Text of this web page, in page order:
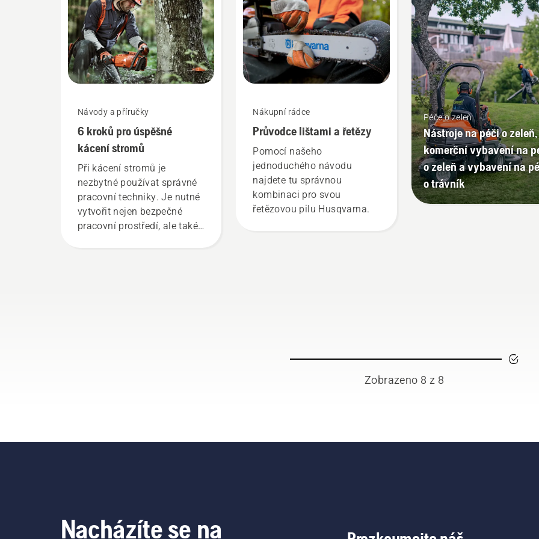
Návody a příručky
6 kroků pro úspěšné
kácení stromů
Při kácení stromů je
nezbytné používat správné
pracovní techniky. Je nutné
vytvořit nejen bezpečné
pracovní prostředí, ale také
Nákupní rádce
Průvodce lištami a řetězy
Pomocí našeho
jednoduchého návodu
najdete tu správnou
kombinaci pro svou
řetězovou pilu Husqvarna.
Péče o zeleň
Nástroje na péči o zeleň,
komerční vybavení na
o zeleň a vybavení na
o trávník
Zobrazeno 8 z 8
Nacházíte se na